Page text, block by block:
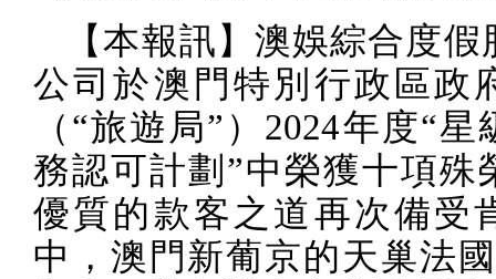
【本報訊】澳娛綜合度
公司於澳門特別行政區政
（“旅遊局”） 2024年度“星
務認可計劃”中榮獲十項殊
優質的款客之道再次備受
中，澳門新葡京的天巢法